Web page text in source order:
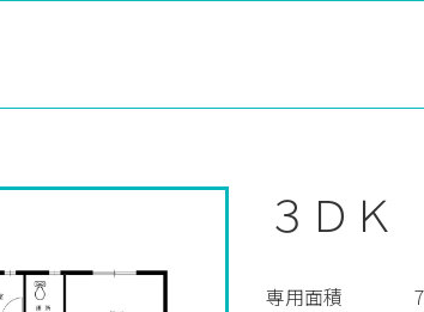
３ＤＫ
専用面積